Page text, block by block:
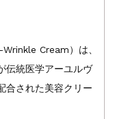
Cream）は、
伝統医学アーユルヴ
合された美容クリー